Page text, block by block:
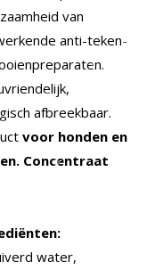
van
anti-teken-
afbreekbaar.
voor honden en
Concentraat
water,